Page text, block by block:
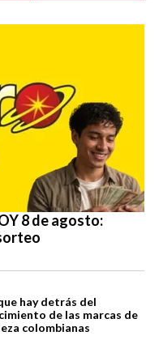
8 de agosto:
hay detrás del
de las marcas de
colombianas